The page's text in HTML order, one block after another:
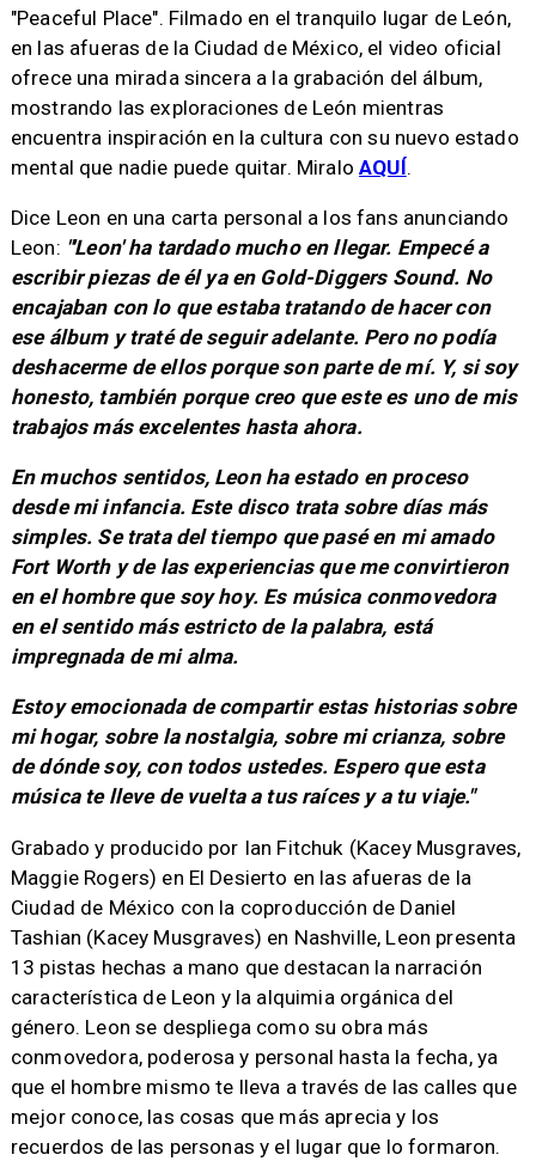
"Peaceful Place". Filmado en el tranquilo lugar de León,
en las afueras de la Ciudad de México, el video oficial
ofrece una mirada sincera a la grabación del álbum,
mostrando las exploraciones de León mientras
encuentra inspiración en la cultura con su nuevo estado
mental que nadie puede quitar. MiraloAQUÍ.
Dice Leon en una carta personal a los fans anunciando
Leon: "'Leon' ha tardado mucho en llegar. Empecé a
escribir piezas de él ya en Gold-Diggers Sound. No
encajaban con lo que estaba tratando de hacer con
ese álbum y traté de seguir adelante. Pero no podía
deshacerme de ellos porque son parte de mí. Y, si soy
honesto, también porque creo que este es uno de mis
trabajos más excelentes hasta ahora.
En muchos sentidos, Leon ha estado en proceso
desde mi infancia. Este disco trata sobre días más
simples. Se trata del tiempo que pasé en mi amado
Fort Worth y de las experiencias que me convirtieron
en el hombre que soy hoy. Es música conmovedora
en el sentido más estricto de la palabra, está
impregnada de mi alma.
Estoy emocionada de compartir estas historias sobre
mi hogar, sobre la nostalgia, sobre mi crianza, sobre
de dónde soy, con todos ustedes. Espero que esta
música te lleve de vuelta a tus raíces y a tu viaje."
Grabado y producido por Ian Fitchuk (Kacey Musgraves,
Maggie Rogers) en El Desierto en las afueras de la
Ciudad de México con la coproducción de Daniel
Tashian (Kacey Musgraves) en Nashville, Leon presenta
13 pistas hechas a mano que destacan la narración
característica de Leon y la alquimia orgánica del
género. Leon se despliega como su obra más
conmovedora, poderosa y personal hasta la fecha, ya
que el hombre mismo te lleva a través de las calles que
mejor conoce, las cosas que más aprecia y los
recuerdos de las personas y el lugar que lo formaron.